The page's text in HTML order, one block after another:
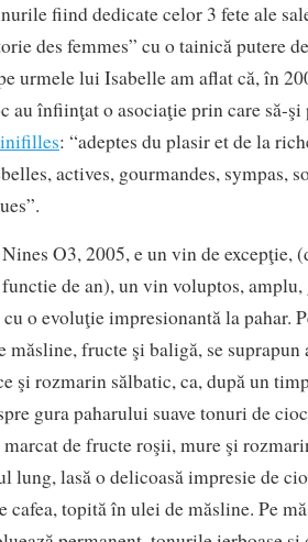
fiind dedicate celor 3 fete ale
des femmes” cu o tainică putere
urmele lui Isabelle am aflat că, în
au înfiinţat o asociaţie prin care să-
: “adeptes du plasir et de la
actives, gourmandes, sympas,
O3, 2005, e un vin de excepţie,
de an), un vin voluptos, amplu,
o evoluţie impresionantă la pahar.
măsline, fructe şi baligă, se suprapun
şi rozmarin sălbatic, ca, după un
gura paharului suave tonuri de
de fructe roşii, mure şi
lung, lasă o delicoasă impresie de
cafea, topită în ulei de măsline. Pe